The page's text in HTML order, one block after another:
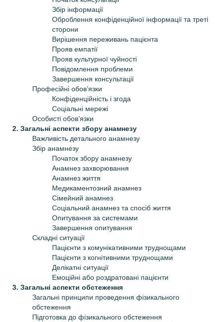
Збір інформації
Оброблення конфіденційної інформації та треті
сторони
Вирішення переживань пацієнта
Прояв емпатії
Прояв культурної чуйності
Повідомлення проблеми
Завершення консультації
Професійні обов’язки
Конфіденційність і згода
Соціальні мережі
Особисті обов’язки
2. Загальні аспекти збору анамнезу
Важливість детального анамнезу
Збір анамнезу
Початок збору анамнезу
Анамнез захворювання
Анамнез життя
Медикаментозний анамнез
Сімейний анамнез
Соціальний анамнез та спосіб життя
Опитування за системами
Завершення опитування
Складні ситуації
Пацієнти з комунікативними труднощами
Пацієнти з когнітивними труднощами
Делікатні ситуації
Емоційні або роздратовані пацієнти
3. Загальні аспекти обстеження
Загальні принципи проведення фізикального
обстеження
Підготовка до фізикального обстеження